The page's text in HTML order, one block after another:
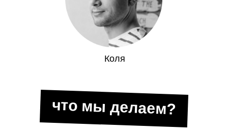
Коля
что мы делаем?